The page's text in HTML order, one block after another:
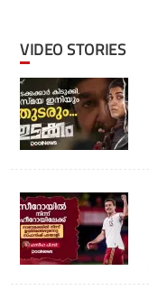
VIDEO STORIES